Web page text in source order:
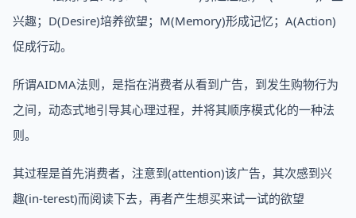
兴趣；D(Desire)培养欲望；M(Memory)形成记忆；A(Action)
促成行动。
所谓AIDMA法则，是指在消费者从看到广告，到发生购物行为
之间，动态式地引导其心理过程，并将其顺序模式化的一种法
则。
其过程是首先消费者，注意到(attention)该广告，其次感到兴
趣(in-terest)而阅读下去，再者产生想买来试一试的欲望